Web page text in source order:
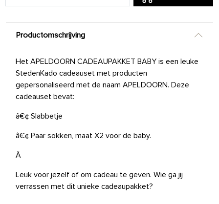
Productomschrijving
Het APELDOORN CADEAUPAKKET BABY is een leuke
StedenKado cadeauset met producten
gepersonaliseerd met de naam APELDOORN. Deze
cadeauset bevat:
â€¢ Slabbetje
â€¢ Paar sokken, maat X2 voor de baby.
Â
Leuk voor jezelf of om cadeau te geven. Wie ga jij
verrassen met dit unieke cadeaupakket?